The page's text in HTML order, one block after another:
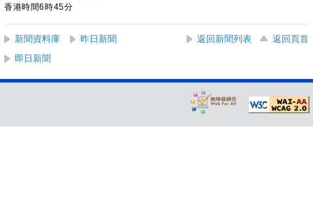
香港時間6時45分
新聞資料庫 昨日新聞 返回新聞列表
返回頁首
即日新聞